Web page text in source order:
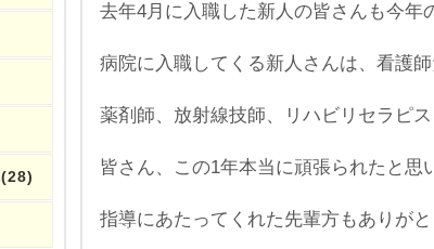
去年4月に入職した新人の皆さんも今年
病院に入職してくる新人さんは、看護師
薬剤師、放射線技師、リハビリセラピ
皆さん、この1年本当に頑張られたと思
指導にあたってくれた先輩方もありが